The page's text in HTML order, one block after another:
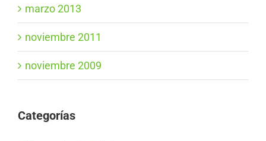
marzo 2013
noviembre 2011
noviembre 2009
Categorías